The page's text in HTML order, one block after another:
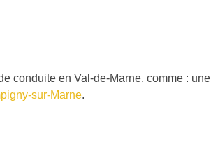
conduite en Val-de-Marne, comme : une
sur-Marne.